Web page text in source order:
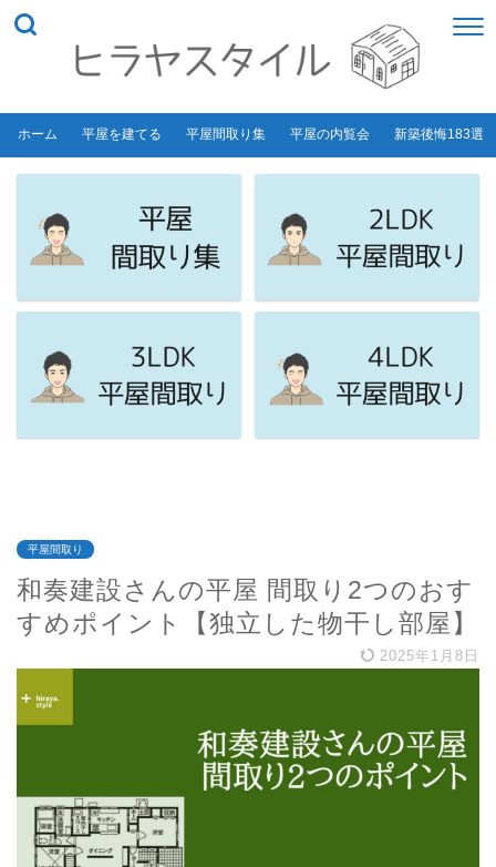
ホーム 平屋を建てる 平屋間取り集 平屋の内覧会 新築後悔183選
平屋間取り
和奏建設さんの平屋 間取り2つのおす
すめポイント【独立した物干し部屋】
2025年1月8日